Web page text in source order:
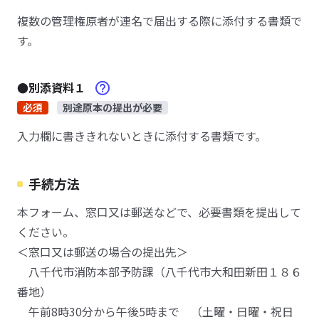
複数の管理権原者が連名で届出する際に添付する書類で
す。
●別添資料１
必須 別途原本の提出が必要
入力欄に書ききれないときに添付する書類です。
手続方法
本フォーム、窓口又は郵送などで、必要書類を提出して
ください。
＜窓口又は郵送の場合の提出先＞
八千代市消防本部予防課（八千代市大和田新田１８６
番地）
午前8時30分から午後5時まで （土曜・日曜・祝日